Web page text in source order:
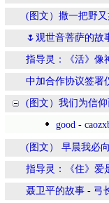
(图文）撒一把野
🌷观世音菩萨的故
指导灵：《活》像
中加合作协议签署
(图文）我们为信仰
good -
(图文） 早晨我必
指导灵：《住》爱
聂卫平的故事 - 弓